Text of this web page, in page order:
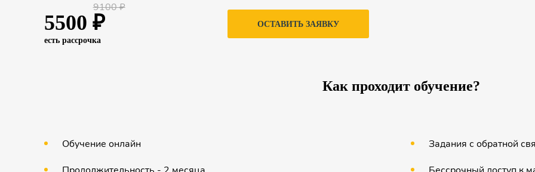
9100 ₽
5500 ₽
есть рассрочка
ОСТАВИТЬ ЗАЯВКУ
Как проходит обучение?
Обучение онлайн
Задания с обратной